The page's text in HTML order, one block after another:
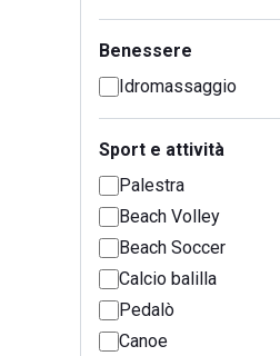
Benessere
Idromassaggio
Sport e attività
Palestra
Beach Volley
Beach Soccer
Calcio balilla
Pedalò
Canoe